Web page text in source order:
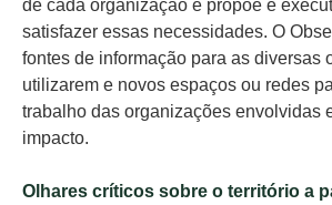
de cada organização e propõe e
satisfazer essas necessidades. O
fontes de informação para as diversas
utilizarem e novos espaços ou redes
trabalho das organizações envolvidas
impacto.
Olhares críticos sobre o território a